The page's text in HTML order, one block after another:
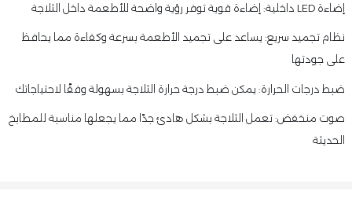
إضاءة LED داخلية: إضاءة قوية توفر رؤية واضحة للأطعمة داخل الثلاجة
نظام تجميد سريع: يساعد على تجميد الأطعمة بسرعة وكفاءة مما يحافظ
على جودتها
ضبط درجات الحرارة: يمكن ضبط درجة حرارة الثلاجة بسهولة وفقًا لاحتياجاتك
صوت منخفض: تعمل الثلاجة بشكل هادئ جدًا مما يجعلها مناسبة للمطابخ
الحديثة